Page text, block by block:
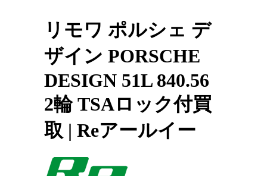
リモワ ポルシェ デ
ザイン PORSCHE
DESIGN 51L 840.56
2輪 TSAロック付買
取 | Reアールイー